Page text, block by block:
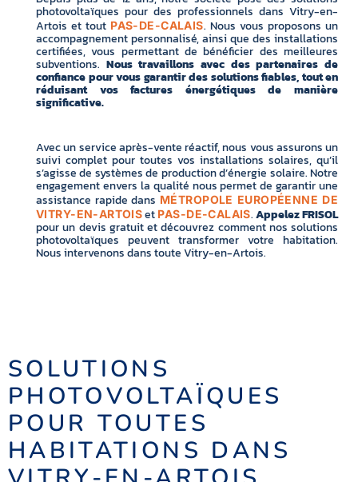
photovoltaïques pour des professionnels dans Vitry-en-
Artois et tout PAS-DE-CALAIS. Nous vous proposons un
accompagnement personnalisé, ainsi que des installations
certifiées, vous permettant de bénéficier des meilleures
subventions. Nous travaillons avec des partenaires de
confiance pour vous garantir des solutions fiables, tout en
réduisant vos factures énergétiques de manière
significative.
Avec un service après-vente réactif, nous vous assurons un
suivi complet pour toutes vos installations solaires, qu’il
s’agisse de systèmes de production d’énergie solaire. Notre
engagement envers la qualité nous permet de garantir une
assistance rapide dans MÉTROPOLE EUROPÉENNE DE
VITRY-EN-ARTOISet PAS-DE-CALAIS.Appelez FRISOL
pour un devis gratuit et découvrez comment nos solutions
photovoltaïques peuvent transformer votre habitation.
Nous intervenons dans toute Vitry-en-Artois.
SOLUTIONS
PHOTOVOLTAÏQUES
POUR TOUTES
HABITATIONS DANS